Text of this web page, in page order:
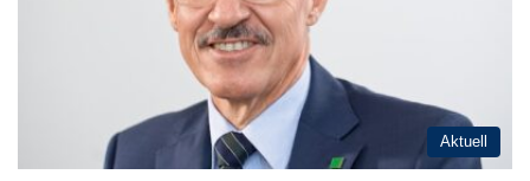
Aktuell